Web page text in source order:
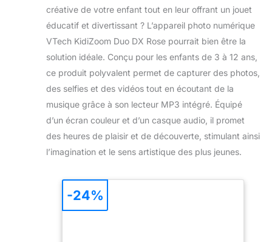
créative de votre enfant tout en leur offrant un jouet
éducatif et divertissant ? L’appareil photo numérique
VTech KidiZoom Duo DX Rose pourrait bien être la
solution idéale. Conçu pour les enfants de 3 à 12 ans,
ce produit polyvalent permet de capturer des photos,
des selfies et des vidéos tout en écoutant de la
musique grâce à son lecteur MP3 intégré. Équipé
d’un écran couleur et d’un casque audio, il promet
des heures de plaisir et de découverte, stimulant ainsi
l’imagination et le sens artistique des plus jeunes.
-24%